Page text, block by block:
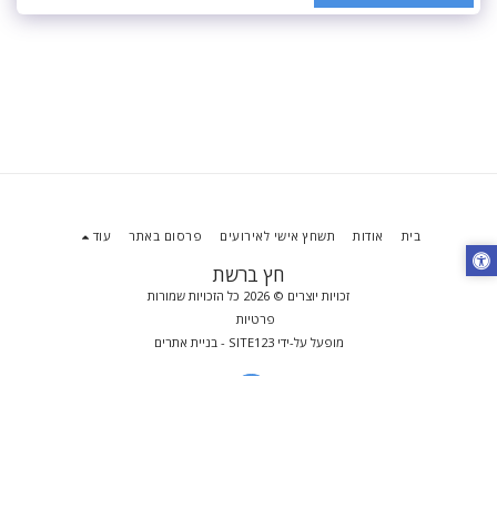
חץ ברשת
זכויות יוצרים © 2026 כל הזכויות שמורות
פרטיות
מופעל על-ידיSITE123
- בניית אתרים
בית אודות תשחץ אישי לאירועים פרסום באתר עוד